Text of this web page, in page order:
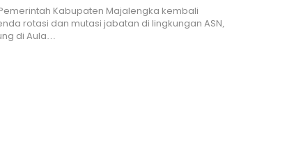
Pemerintah Kabupaten Majalengka kembali
rotasi dan mutasi jabatan di lingkungan ASN,
di Aula…